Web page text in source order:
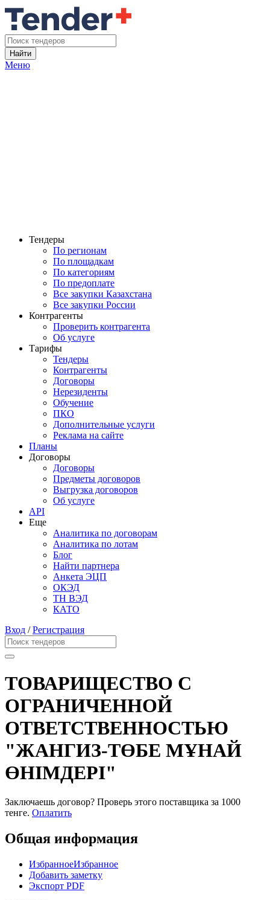
Найти
Меню
Тендеры
По регионам
По площадкам
По категориям
По предоплате
Все закупки Казахстана
Все закупки России
Контрагенты
Проверить контрагента
Об услуге
Тарифы
Тендеры
Контрагенты
Договоры
Нерезиденты
Обучение
ПКО
Дополнительные услуги
Реклама на сайте
Планы
Договоры
Договоры
Предметы договоров
Выгрузка договоров
Об услуге
API
Еще
Аналитика по договорам
Аналитика по лотам
Блог
Найти партнера
Анкета ЭЦП
ОКЭД
ТН ВЭД
КАТО
Вход /Регистрация
ТОВАРИЩЕСТВО С
ОГРАНИЧЕННОЙ
ОТВЕТСТВЕННОСТЬЮ
"ЖАНГИЗ-ТӨБЕ МҰНАЙ
ӨНІМДЕРІ"
Заключаешь договор? Проверь этого поставщика за 1000
тенге. Оплатить
Общая информация
ИзбранноеИзбранное
Добавить заметку
Экспорт PDF